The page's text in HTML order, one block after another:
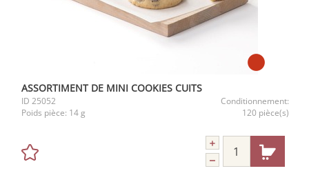
ASSORTIMENT DE MINI COOKIES CUITS
ID 25052
Conditionnement:
Poids pièce: 14 g 120 pièce(s)